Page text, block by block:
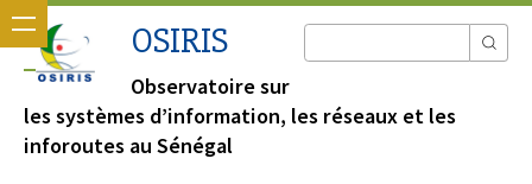
OSIRIS
Observatoire sur
les systèmes d’information, les réseaux et les
inforoutes au Sénégal